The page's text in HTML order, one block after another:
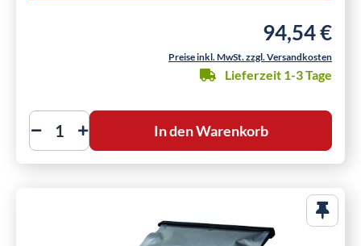
Regulärer
94,54 €
Preise inkl. MwSt. zzgl. Versandkosten
Lieferzeit 1-3 Tage
In den Warenkorb